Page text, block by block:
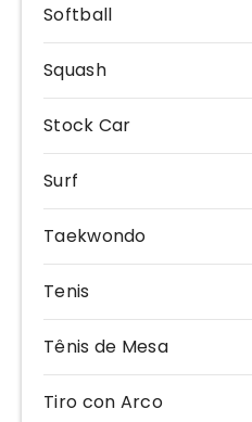
Softball
Squash
Stock Car
Surf
Taekwondo
Tenis
Tênis de Mesa
Tiro con Arco